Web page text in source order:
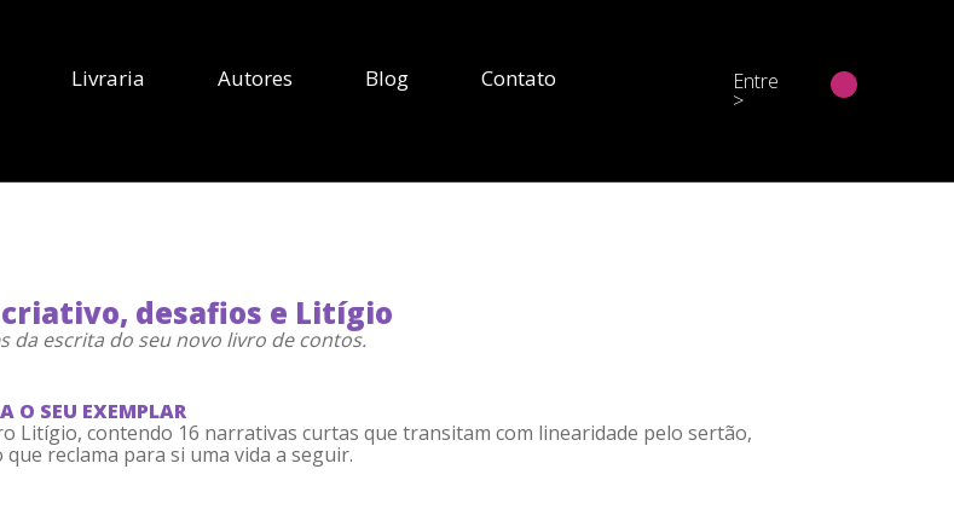
Livraria Autores Blog Contato Entre
>
desafios e Litígio
escrita do seu novo livro de contos.
O SEU EXEMPLAR
Litígio, contendo 16 narrativas curtas que transitam com linearidade pelo sertão,
reclama para si uma vida a seguir.